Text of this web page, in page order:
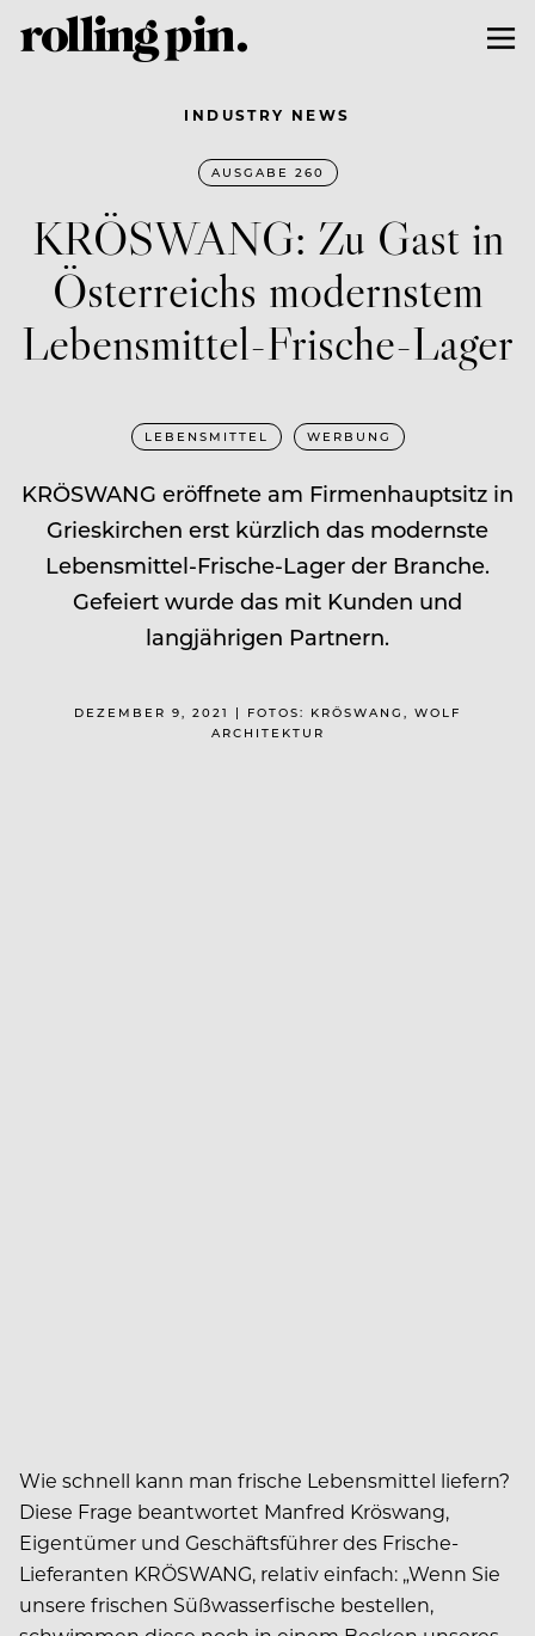
INDUSTRY NEWS
AUSGABE 260
KRÖSWANG: Zu Gast in
Österreichs modernstem
Lebensmittel-Frische-Lager
LEBENSMITTEL WERBUNG
KRÖSWANG eröffnete am Firmenhauptsitz in
Grieskirchen erst kürzlich das modernste
Lebensmittel-Frische-Lager der Branche.
Gefeiert wurde das mit Kunden und
langjährigen Partnern.
DEZEMBER 9, 2021 | FOTOS: KRÖSWANG, WOLF
ARCHITEKTUR
Wie schnell kann man frische Lebensmittel liefern?
Diese Frage beantwortet Manfred Kröswang,
Eigentümer und Geschäftsführer des Frische-
Lieferanten KRÖSWANG, relativ einfach: „Wenn Sie
unsere frischen Süßwasserfische bestellen,